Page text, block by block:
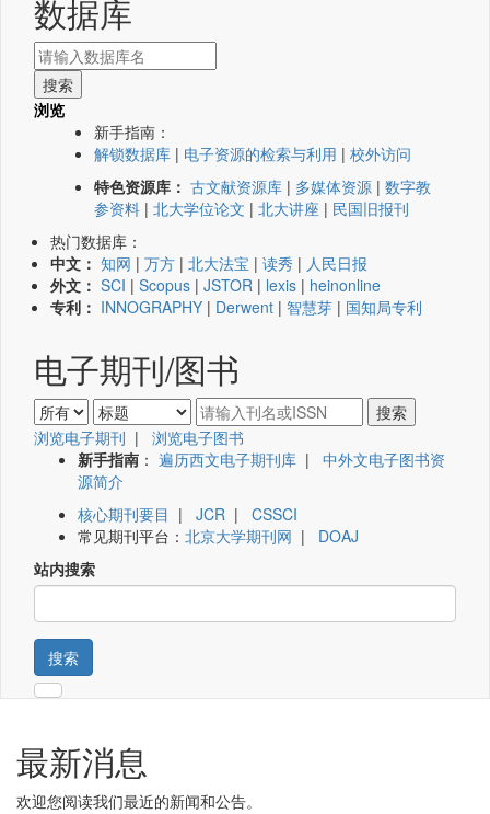
数据库
浏览
新手指南：
解锁数据库 | 电子资源的检索与利用 | 校外访问
特色资源库： 古文献资源库 | 多媒体资源 | 数字教
参资料 | 北大学位论文 | 北大讲座 | 民国旧报刊
热门数据库：
中文： 知网 | 万方 | 北大法宝 | 读秀 | 人民日报
外文： SCI | Scopus | JSTOR | lexis | heinonline
专利： INNOGRAPHY | Derwent | 智慧芽 | 国知局专利
电子期刊/图书
浏览电子期刊 | 浏览电子图书
新手指南 ： 遍历西文电子期刊库 | 中外文电子图书资
源简介
核心期刊要目 | JCR | CSSCI
常见期刊平台： 北京大学期刊网 | DOAJ
站内搜索
搜索
最新消息
欢迎您阅读我们最近的新闻和公告。